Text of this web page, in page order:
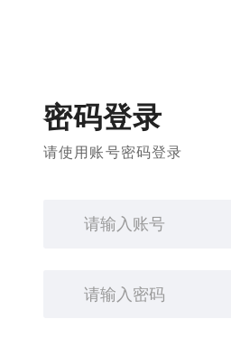
密码登录
请使用账号密码登录